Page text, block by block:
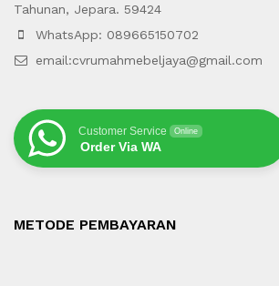
Tahunan, Jepara. 59424
WhatsApp: 089665150702
email:cvrumahmebeljaya@gmail.com
Customer Service Online
Order Via WA
METODE PEMBAYARAN